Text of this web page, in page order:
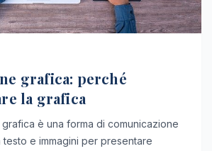
grafica: perché
la grafica
è una forma di comunicazione
e immagini per presentare